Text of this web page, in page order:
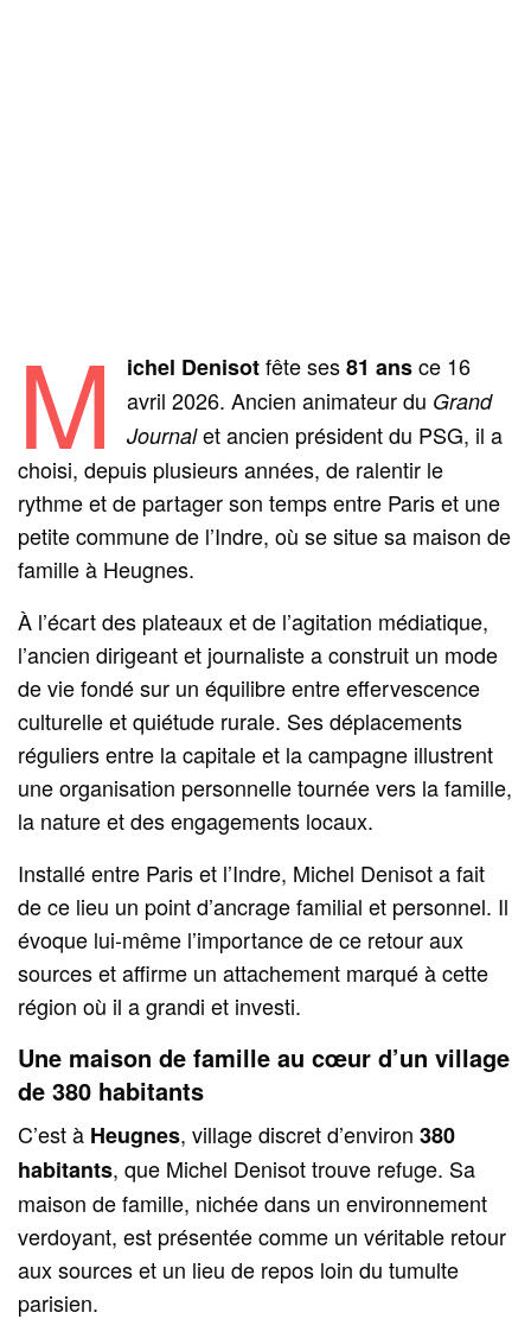
M ichel Denisotfête ses81 ansce 16
avril 2026. Ancien animateur du Grand
Journalet ancien président du PSG, il a
choisi, depuis plusieurs années, de ralentir le
rythme et de partager son temps entre Paris et une
petite commune de l’Indre, où se situe sa maison de
famille à Heugnes.
À l’écart des plateaux et de l’agitation médiatique,
l’ancien dirigeant et journaliste a construit un mode
de vie fondé sur un équilibre entre effervescence
culturelle et quiétude rurale. Ses déplacements
réguliers entre la capitale et la campagne illustrent
une organisation personnelle tournée vers la famille,
la nature et des engagements locaux.
Installé entre Paris et l’Indre, Michel Denisot a fait
de ce lieu un point d’ancrage familial et personnel. Il
évoque lui-même l’importance de ce retour aux
sources et affirme un attachement marqué à cette
région où il a grandi et investi.
Une maison de famille au cœur d’un village
de 380 habitants
C’est à Heugnes, village discret d’environ380
habitants, que Michel Denisot trouve refuge. Sa
maison de famille, nichée dans un environnement
verdoyant, est présentée comme un véritable retour
aux sources et un lieu de repos loin du tumulte
parisien.